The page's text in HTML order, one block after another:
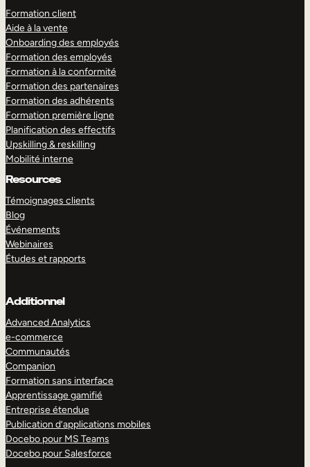
Formation client
Aide à la vente
Onboarding des employés
Formation des employés
Formation à la conformité
Formation des partenaires
Formation des adhérents
Formation première ligne
Planification des effectifs
Upskilling & reskilling
Mobilité interne
Resources
Témoignages clients
Blog
Événements
Webinaires
Études et rapports
Additionnel
Advanced Analytics
e-commerce
Communautés
Companion
Formation sans interface
Apprentissage gamifié
Entreprise étendue
Publication d’applications mobiles
Docebo pour MS Teams
Docebo pour Salesforce